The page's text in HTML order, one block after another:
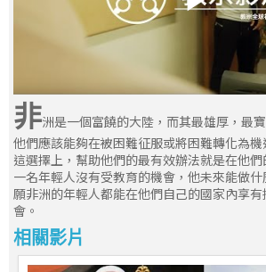
非洲是一個富饒的大陸，而其最雄厚，最
他們應該能夠在被困難征服或將困難轉化為
這選擇上，幫助他們的最有效辦法就是在他
一名年輕人沒有受教育的機會，他未來能做什
願非洲的年輕人都能在他們自己的國家內享
會。
相關影片